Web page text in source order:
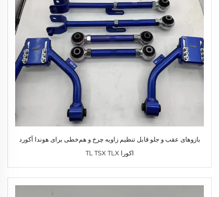
بازوهای عقب و جلو قابل تنظیم زاویه چرخ و هم‌خطی برای هوندا آکورد
اکورا TL TSX TLX